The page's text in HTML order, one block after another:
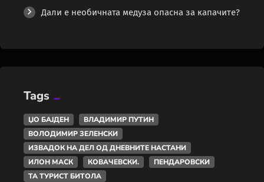
Дали е необичната медуза опасна за капачите?
Tags
ЏО БАЈДЕН
ВЛАДИМИР ПУТИН
ВОЛОДИМИР ЗЕЛЕНСКИ
ИЗВАДОК НА ДЕЛ ОД ДНЕВНИТЕ НАСТАНИ
ИЛОН МАСК
КОВАЧЕВСКИ.
ПЕНДАРОВСКИ
ТА ТУРИСТ БИТОЛА